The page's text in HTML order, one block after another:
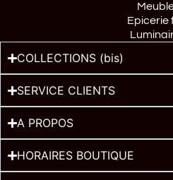
Epicerie
COLLECTIONS (bis)
SERVICE CLIENTS
A PROPOS
HORAIRES BOUTIQUE